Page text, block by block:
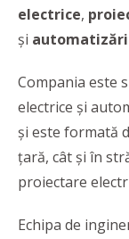
electrice,
şi
Compania este
electrice şi
şi este formată
ţară, cât şi în
proiectare
Echipa de